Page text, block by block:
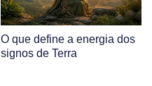
O que define a energia dos
signos de Terra